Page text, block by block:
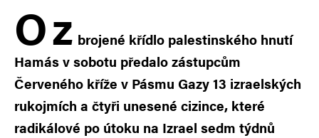
Oz brojené křídlo palestinského hnutí
Hamás v sobotu předalo zástupcům
Červeného kříže v Pásmu Gazy 13 izraelských
rukojmích a čtyři unesené cizince, které
radikálové po útoku na Izrael sedm týdnů